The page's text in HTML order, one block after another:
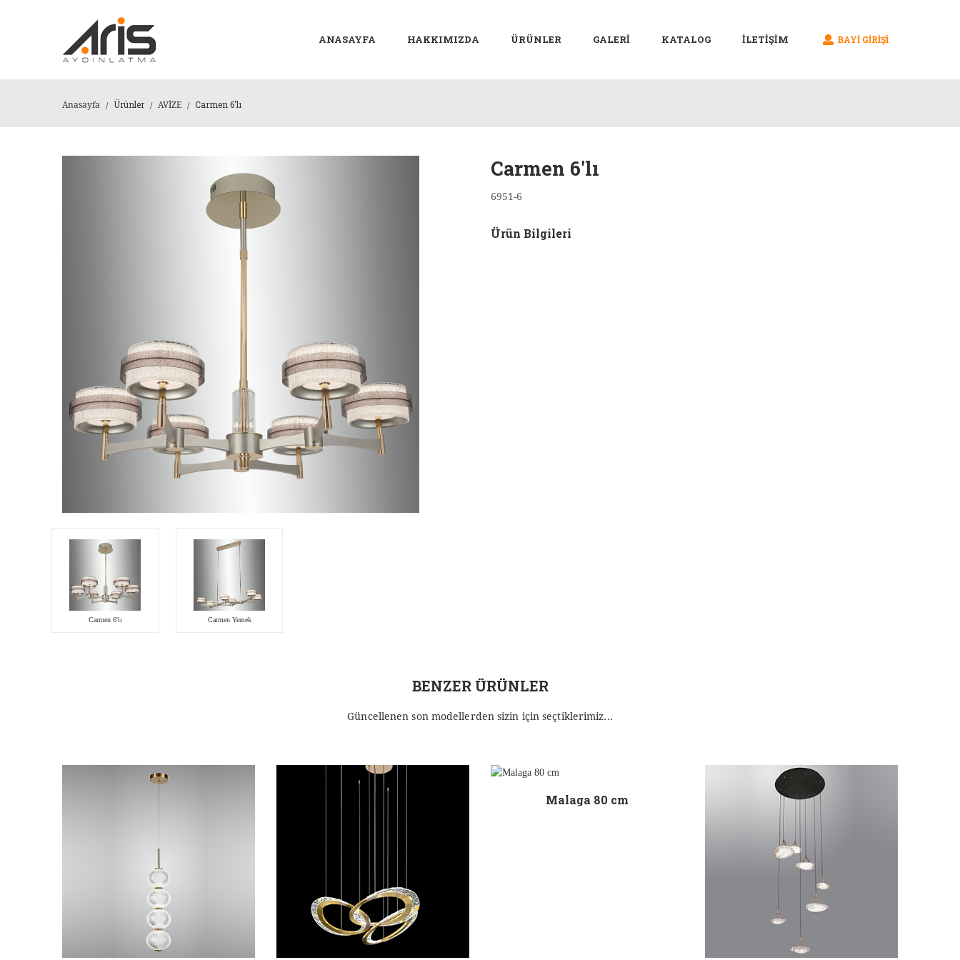
ANASAYFA HAKKIMIZDA ÜRÜNLER GALERİ KATALOG İLETİŞİM BAYI GIRIŞI
Anasayfa / Ürünler / AVİZE / Carmen 6'lı
Carmen 6'lı
6951-6
Ürün Bilgileri
Carmen 6'lı Carmen Yemek
BENZER ÜRÜNLER
Güncellenen son modellerden sizin için seçtiklerimiz...
Malaga 80 cm